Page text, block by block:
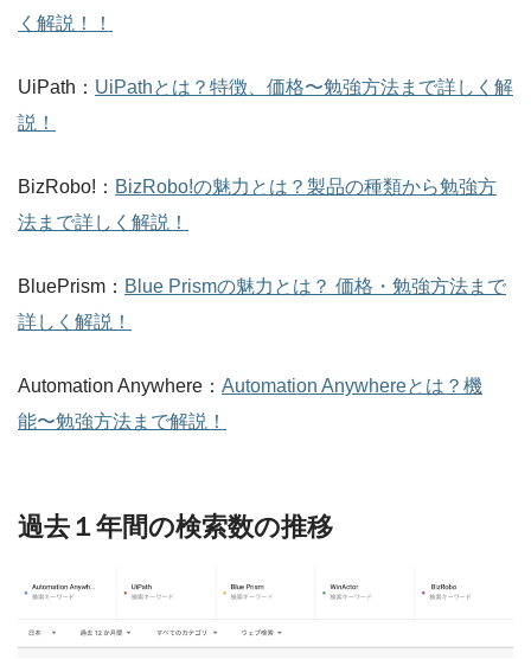
く解説！！
UiPath： UiPathとは？特徴、価格〜勉強方法まで詳しく解
説！
BizRobo!： BizRobo!の魅力とは？製品の種類から勉強方
法まで詳しく解説！
BluePrism： Blue Prismの魅力とは？ 価格・勉強方法まで
詳しく解説！
Automation Anywhere： Automation Anywhereとは？機
能〜勉強方法まで解説！
過去１年間の検索数の推移